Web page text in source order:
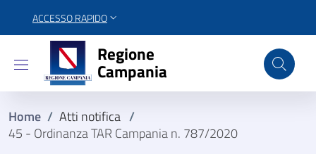
ACCESSO RAPIDO
Regione Campania
Regione
Campania
Home / Atti notifica /
45 - Ordinanza TAR Campania n. 787/2020